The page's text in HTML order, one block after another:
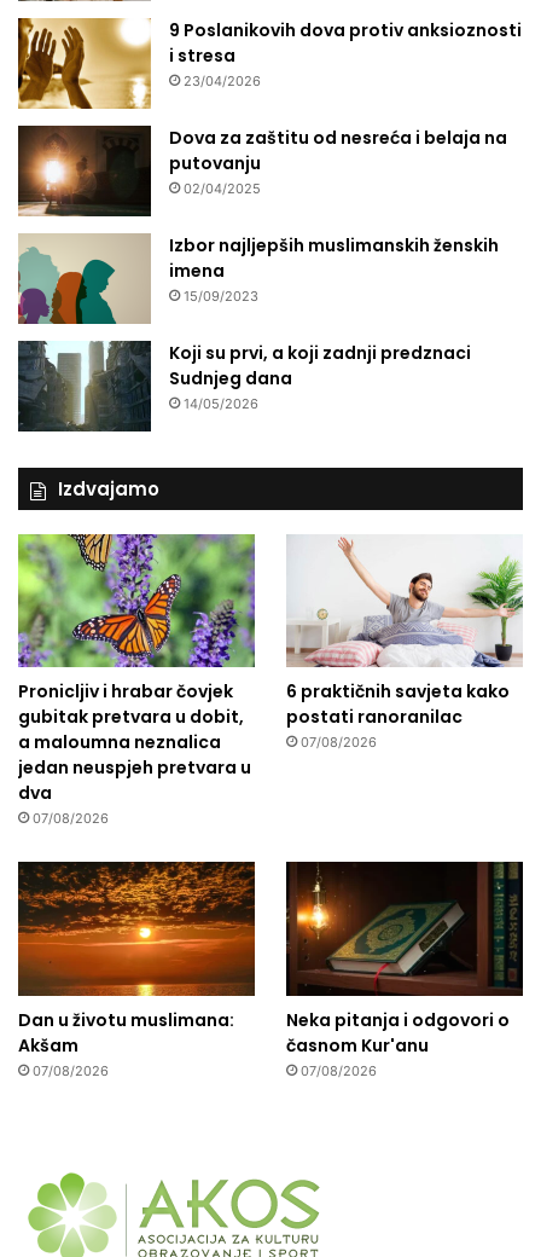
9 Poslanikovih dova protiv anksioznosti
i stresa
23/04/2026
Dova za zaštitu od nesreća i belaja na
putovanju
02/04/2025
Izbor najljepših muslimanskih ženskih
imena
15/09/2023
Koji su prvi, a koji zadnji predznaci
Sudnjeg dana
14/05/2026
Izdvajamo
Pronicljiv i hrabar čovjek
gubitak pretvara u dobit,
a maloumna neznalica
jedan neuspjeh pretvara u
dva
07/08/2026
6 praktičnih savjeta kako
postati ranoranilac
07/08/2026
Dan u životu muslimana:
Akšam
07/08/2026
Neka pitanja i odgovori o
časnom Kur'anu
07/08/2026